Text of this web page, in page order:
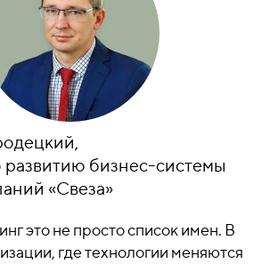
развитию бизнес-системы
«Свеза»
это не просто список имен. В
где технологии меняются